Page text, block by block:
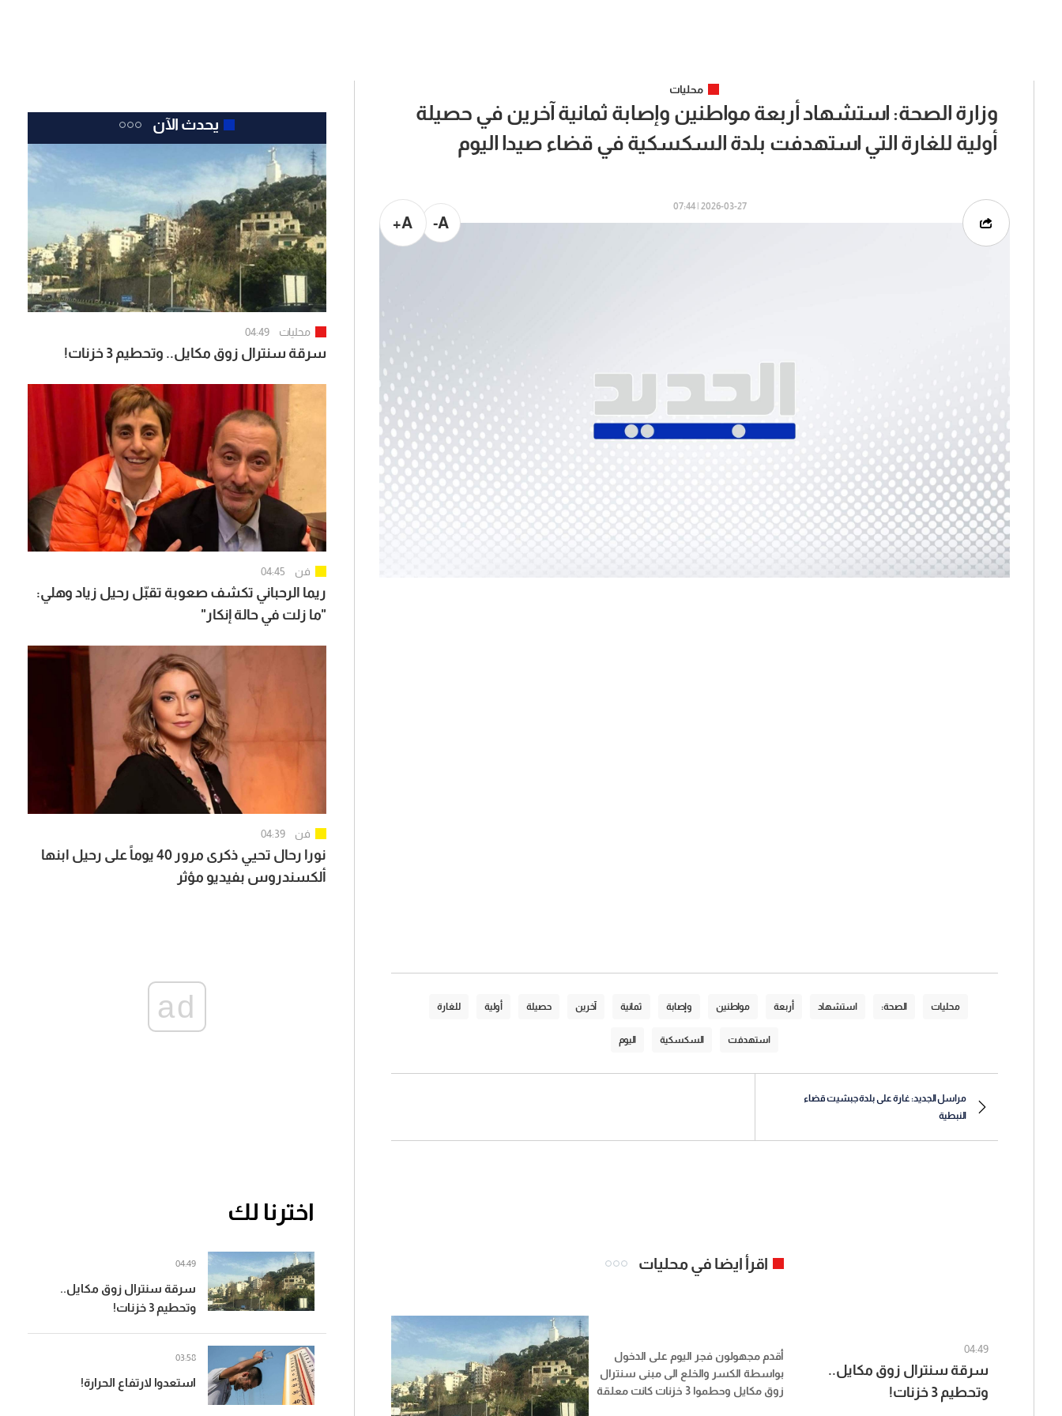
محليات
وزارة الصحة: استشهاد أربعة مواطنين وإصابة ثمانية آخرين في حصيلة
أولية للغارة التي استهدفت بلدة السكسكية في قضاء صيدا اليوم
2026-03-27 | 07:44
A-
A+
محليات الصحة: استشهاد أربعة مواطنين وإصابة ثمانية آخرين حصيلة أولية للغارة
استهدفت السكسكية اليوم
مراسل الجديد: غارة على بلدة جبشيت قضاء
النبطية
اقرأ ايضا في محليات
04:49
سرقة سنترال زوق مكايل..
وتحطيم 3 خزنات!
أقدم مجهولون فجر اليوم على الدخول
بواسطة الكسر والخلع الى مبنى سنترال
زوق مكايل وحطموا 3 خزنات كانت معلقة
يحدث الآن
محليات 04:49
سرقة سنترال زوق مكايل.. وتحطيم 3 خزنات!
فن 04:45
ريما الرحباني تكشف صعوبة تقبّل رحيل زياد وهلي:
"ما زلت في حالة إنكار"
فن 04:39
نورا رحال تحيي ذكرى مرور 40 يوماً على رحيل ابنها
ألكسندروس بفيديو مؤثر
ad
اخترنا لك
سرقة سنترال زوق مكايل..
وتحطيم 3 خزنات!
04:49
استعدوا لارتفاع الحرارة!
03:58